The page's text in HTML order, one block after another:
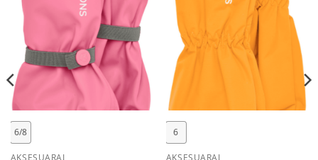
6/8
AKSESUARAI
6
AKSESUARAI